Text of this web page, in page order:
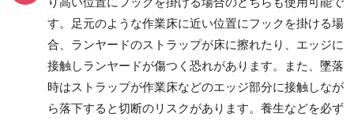
す。足元のような作業床に近い位置にフックを掛ける場
合、ランヤードのストラップが床に擦れたり、エッジに
接触しランヤードが傷つく恐れがあります。また、墜落
時はストラップが作業床などのエッジ部分に接触しなが
ら落下すると切断のリスクがあります。養生などを必ず